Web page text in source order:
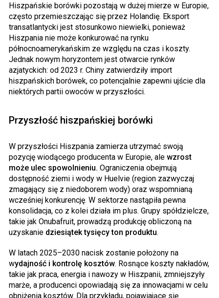
Hiszpańskie borówki pozostają w dużej mierze w Europie,
często przemieszczając się przez Holandię. Eksport
transatlantycki jest stosunkowo niewielki, ponieważ
Hiszpania nie może konkurować na rynku
północnoamerykańskim ze względu na czas i koszty.
Jednak nowym horyzontem jest otwarcie rynków
azjatyckich: od 2023 r. Chiny zatwierdziły import
hiszpańskich borówek, co potencjalnie zapewni ujście dla
niektórych partii owoców w przyszłości.
Przyszłość hiszpańskiej borówki
W przyszłości Hiszpania zamierza utrzymać swoją
pozycję wiodącego producenta w Europie, ale wzrost
może ulec spowolnieniu. Ograniczenia obejmują
dostępność ziemi i wody w Huelvie (region zazwyczaj
zmagający się z niedoborem wody) oraz wspomnianą
wcześniej konkurencję. W sektorze nastąpiła pewna
konsolidacja, co z kolei działa im plus. Grupy spółdzielcze,
takie jak Onubafruit, prowadzą produkcję obliczoną na
uzyskanie dziesiątek tysięcy ton produktu.
W latach 2025–2030 nacisk zostanie położony na
wydajność i kontrolę kosztów. Rosnące koszty nakładów,
takie jak praca, energia i nawozy w Hiszpanii, zmniejszyły
marże, a producenci opowiadają się za innowacjami w celu
obniżenia kosztów. Dla przykładu, pojawiające się